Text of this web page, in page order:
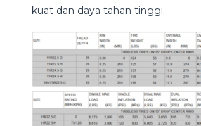
kuat dan daya tahan tinggi.